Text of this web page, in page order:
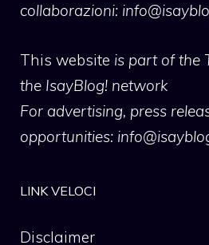
collaborazioni:
This website is part of the
the IsayBlog! network
For advertising, press
opportunities:
LINK VELOCI
Disclaimer